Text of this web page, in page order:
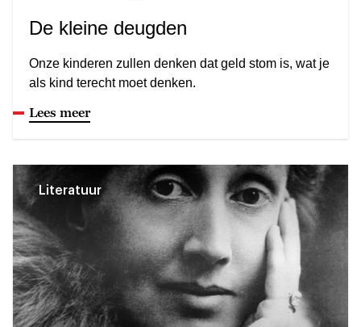
De kleine deugden
Onze kinderen zullen denken dat geld stom is, wat je
als kind terecht moet denken.
Lees meer
Literatuur